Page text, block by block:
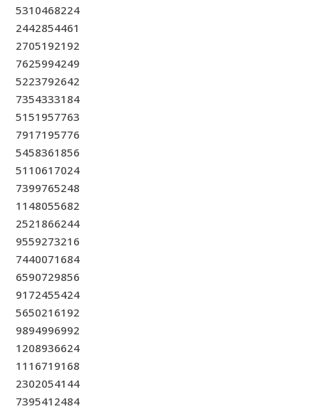
5310468224
2442854461
2705192192
7625994249
5223792642
7354333184
5151957763
7917195776
5458361856
5110617024
7399765248
1148055682
2521866244
9559273216
7440071684
6590729856
9172455424
5650216192
9894996992
1208936624
1116719168
2302054144
7395412484